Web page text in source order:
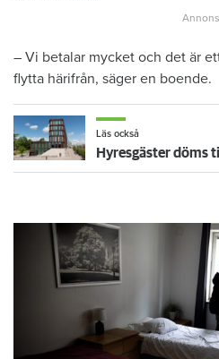
– Vi betalar mycket och det är
flytta härifrån, säger en boende.
Läs också